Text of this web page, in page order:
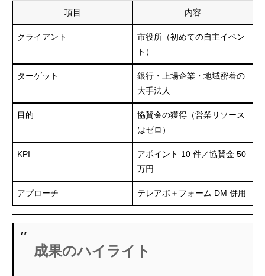
項目 内容
クライアント
市役所（初めての自主イベン
ト）
ターゲット
銀行・上場企業・地域密着の
大手法人
目的
協賛金の獲得（営業リソース
はゼロ）
KPI
アポイント 10 件／協賛金 50
万円
アプローチ テレアポ＋フォーム DM 併用
成果のハイライト